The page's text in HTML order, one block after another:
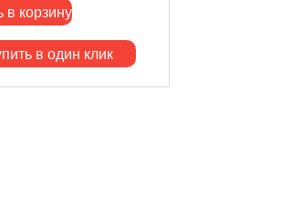
в корзину
в один клик